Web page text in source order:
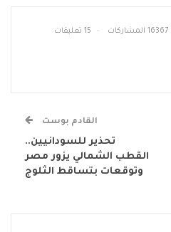
16367 المشاركات 15 تعليقات
القادم بوست
تحذير للسودانيين..
القطب الشمالي يزور مصر
وتوقعات بتساقط الثلوج